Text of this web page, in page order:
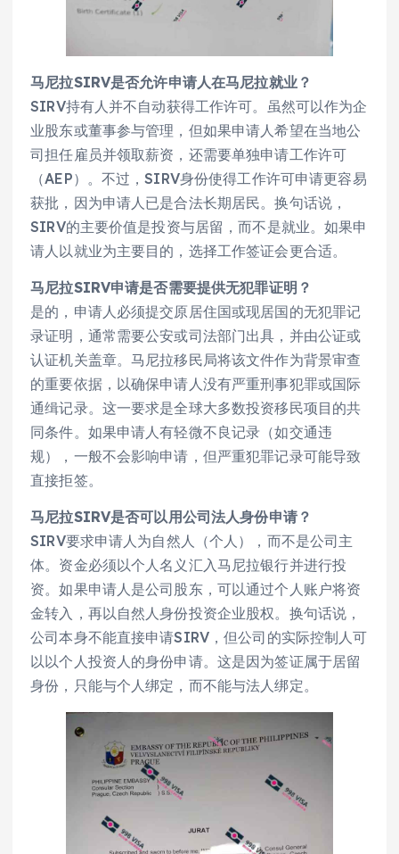
马尼拉SIRV是否允许申请人在马尼拉就业？
SIRV持有人并不自动获得工作许可。虽然可以作为企
业股东或董事参与管理，但如果申请人希望在当地公
司担任雇员并领取薪资，还需要单独申请工作许可
（AEP）。不过，SIRV身份使得工作许可申请更容易
获批，因为申请人已是合法长期居民。换句话说，
SIRV的主要价值是投资与居留，而不是就业。如果申
请人以就业为主要目的，选择工作签证会更合适。
马尼拉SIRV申请是否需要提供无犯罪证明？
是的，申请人必须提交原居住国或现居国的无犯罪记
录证明，通常需要公安或司法部门出具，并由公证或
认证机关盖章。马尼拉移民局将该文件作为背景审查
的重要依据，以确保申请人没有严重刑事犯罪或国际
通缉记录。这一要求是全球大多数投资移民项目的共
同条件。如果申请人有轻微不良记录（如交通违
规），一般不会影响申请，但严重犯罪记录可能导致
直接拒签。
马尼拉SIRV是否可以用公司法人身份申请？
SIRV要求申请人为自然人（个人），而不是公司主
体。资金必须以个人名义汇入马尼拉银行并进行投
资。如果申请人是公司股东，可以通过个人账户将资
金转入，再以自然人身份投资企业股权。换句话说，
公司本身不能直接申请SIRV，但公司的实际控制人可
以以个人投资人的身份申请。这是因为签证属于居留
身份，只能与个人绑定，而不能与法人绑定。